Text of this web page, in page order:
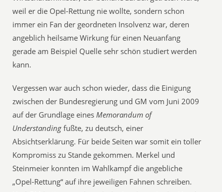
weil er die Opel-Rettung nie wollte, sondern schon
immer ein Fan der geordneten Insolvenz war, deren
angeblich heilsame Wirkung für einen Neuanfang
gerade am Beispiel Quelle sehr schön studiert werden
kann.
Vergessen war auch schon wieder, dass die Einigung
zwischen der Bundesregierung und GM vom Juni 2009
auf der Grundlage einesMemorandum of
Understanding fußte, zu deutsch, einer
Absichtserklärung. Für beide Seiten war somit ein toller
Kompromiss zu Stande gekommen. Merkel und
Steinmeier konnten im Wahlkampf die angebliche
„Opel-Rettung“ auf ihre jeweiligen Fahnen schreiben.